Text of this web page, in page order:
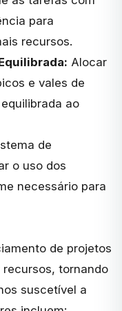
para
recursos.
Alocar
e vales de
ao
de
o uso dos
necessário para
de projetos
tornando
suscetível a